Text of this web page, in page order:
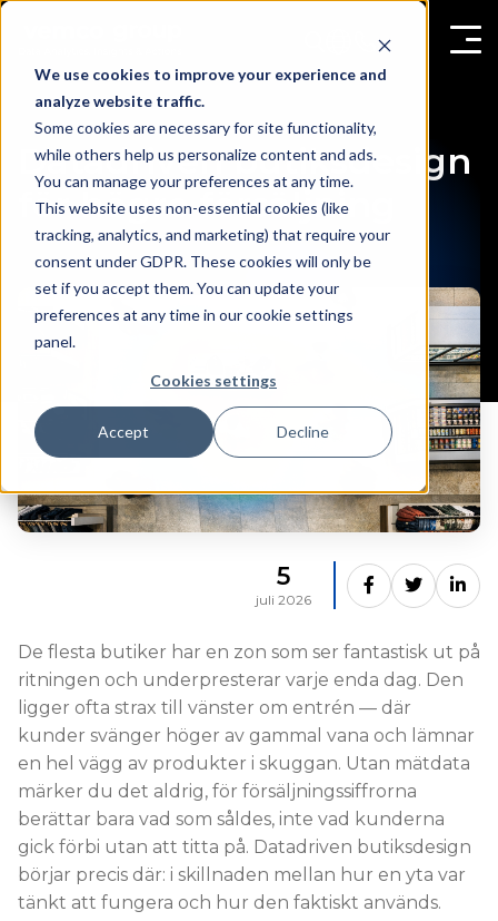
We use cookies to improve your experience and
analyze website traffic.
Some cookies are necessary for site functionality,
while others help us personalize content and ads.
You can manage your preferences at any time.
This website uses non-essential cookies (like
tracking, analytics, and marketing) that require your
consent under GDPR. These cookies will only be
set if you accept them. You can update your
preferences at any time in our cookie settings
panel.
Cookies settings
Accept Decline
Datadriven butiksdesign
för högre försäljning
5
juli 2026
De flesta butiker har en zon som ser fantastisk ut på
ritningen och underpresterar varje enda dag. Den
ligger ofta strax till vänster om entrén — där
kunder svänger höger av gammal vana och lämnar
en hel vägg av produkter i skuggan. Utan mätdata
märker du det aldrig, för försäljningssiffrorna
berättar bara vad som såldes, inte vad kunderna
gick förbi utan att titta på. Datadriven butiksdesign
börjar precis där: i skillnaden mellan hur en yta var
tänkt att fungera och hur den faktiskt används.